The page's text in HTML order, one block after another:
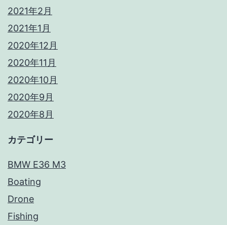
2021年2月
2021年1月
2020年12月
2020年11月
2020年10月
2020年9月
2020年8月
カテゴリー
BMW E36 M3
Boating
Drone
Fishing